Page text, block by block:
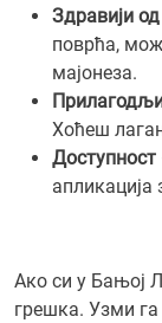
Здравији
поврћа,
мајонеза.
Хоћеш
Доступност
апликација
Ако си у Бањој
грешка. Узми